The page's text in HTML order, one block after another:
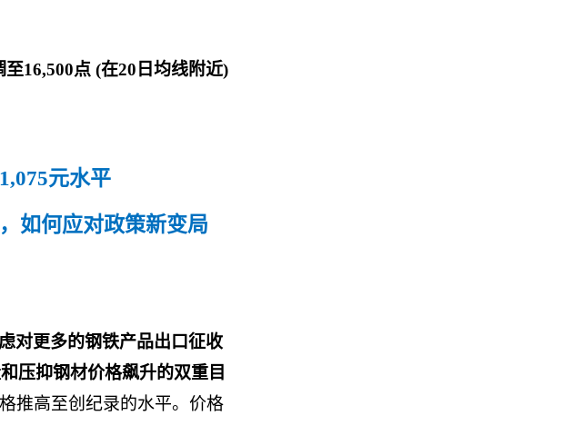
至16,500点(在20 日均线附近)
1,075元水平
对更多的钢铁产品出口征收
压抑钢材价格飙升的双重目
推高至创纪录的水平。价格